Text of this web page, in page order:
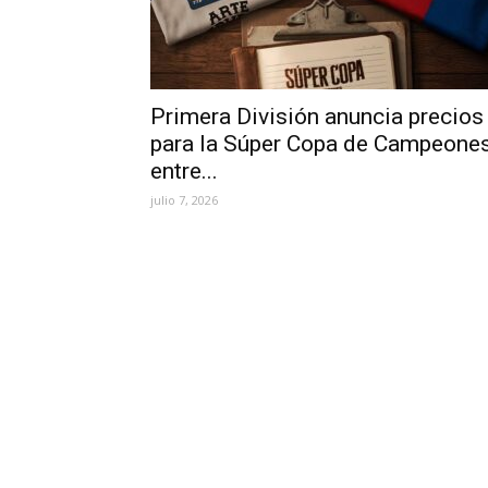
Primera División anuncia precios
para la Súper Copa de
entre...
julio 7, 2026